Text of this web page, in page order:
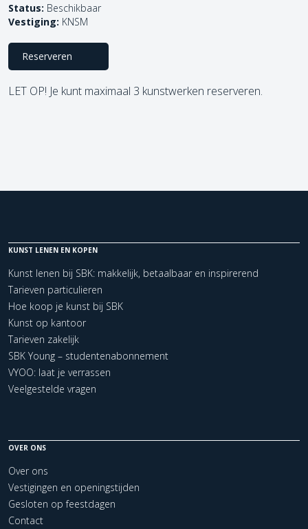
Status: Beschikbaar
Vestiging: KNSM
Reserveren
LET OP! Je kunt maximaal 3 kunstwerken reserveren.
KUNST LENEN EN KOPEN
Kunst lenen bij SBK: makkelijk, betaalbaar en inspirerend
Tarieven particulieren
Hoe koop je kunst bij SBK
Kunst op kantoor
Tarieven zakelijk
SBK Young – studentenabonnement
VYOO: laat je verrassen
Veelgestelde vragen
OVER ONS
Over ons
Vestigingen en openingstijden
Gesloten op feestdagen
Contact